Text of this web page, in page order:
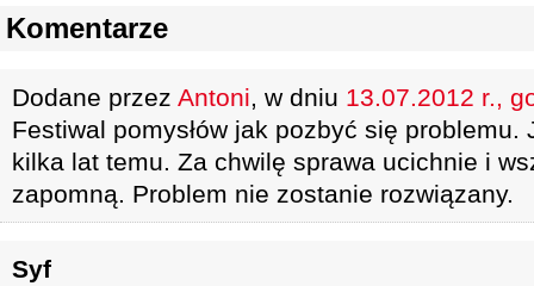
Komentarze
Dodane przez Antoni, w dniu 13.07.2012 r.,
Festiwal pomysłów jak pozbyć się problemu.
kilka lat temu. Za chwilę sprawa ucichnie i
zapomną. Problem nie zostanie rozwiązany.
Syf